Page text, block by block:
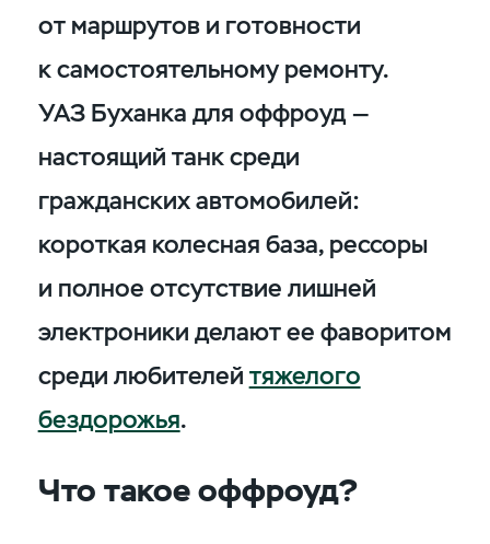
от маршрутов и готовности
к самостоятельному ремонту.
УАЗ Буханка для оффроуд —
настоящий танк среди
гражданских автомобилей:
короткая колесная база, рессоры
и полное отсутствие лишней
электроники делают ее фаворитом
среди любителей тяжелого
бездорожья.
Что такое оффроуд?